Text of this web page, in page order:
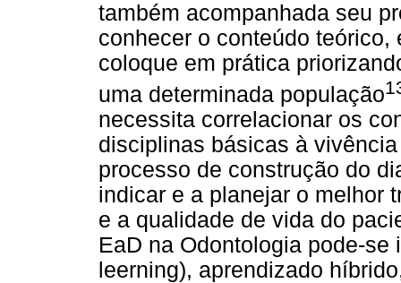
também acompanhada seu
conhecer o conteúdo
coloque em prática
uma determinada população
necessita correlacionar os
disciplinas básicas à
processo de construção do
indicar e a planejar o melhor
e a qualidade de vida do
EaD na Odontologia pode-
leerning), aprendizado